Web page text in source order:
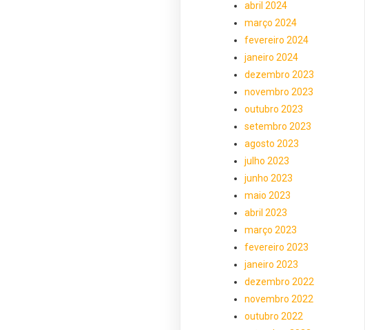
abril 2024
março 2024
fevereiro 2024
janeiro 2024
dezembro 2023
novembro 2023
outubro 2023
setembro 2023
agosto 2023
julho 2023
junho 2023
maio 2023
abril 2023
março 2023
fevereiro 2023
janeiro 2023
dezembro 2022
novembro 2022
outubro 2022